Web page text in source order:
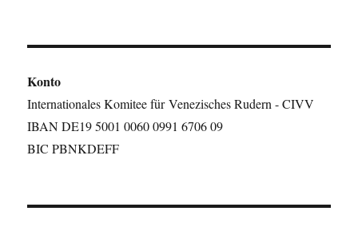
Konto
Internationales Komitee für Venezisches Rudern - CIVV
IBAN DE19 5001 0060 0991 6706 09
BIC PBNKDEFF